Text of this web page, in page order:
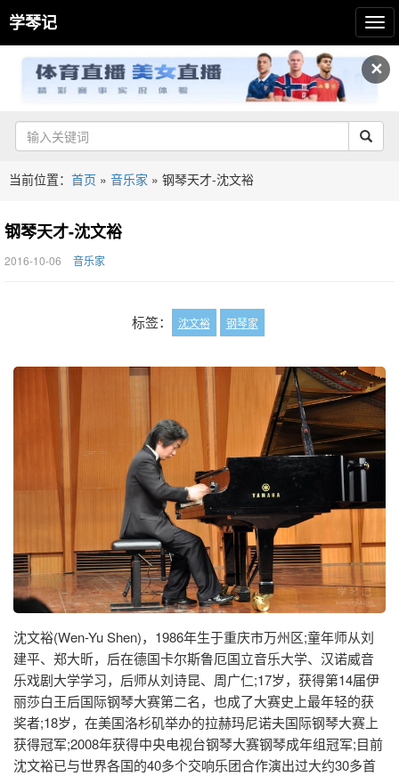
✕
学琴记
当前位置： 首页 » 音乐家 » 钢琴天才-沈文裕
钢琴天才-沈文裕
2016-10-06 音乐家
标签： 沈文裕 钢琴家
沈文裕(Wen-Yu Shen)，1986年生于重庆市万州区;童年师从刘
建平、郑大昕，后在德国卡尔斯鲁厄国立音乐大学、汉诺威音
乐戏剧大学学习，后师从刘诗昆、周广仁;17岁，获得第14届伊
丽莎白王后国际钢琴大赛第二名，也成了大赛史上最年轻的获
奖者;18岁，在美国洛杉矶举办的拉赫玛尼诺夫国际钢琴大赛上
获得冠军;2008年获得中央电视台钢琴大赛钢琴成年组冠军;目前
沈文裕已与世界各国的40多个交响乐团合作演出过大约30多首